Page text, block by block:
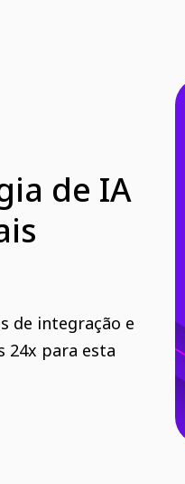
de IA
de integração e
24x para esta